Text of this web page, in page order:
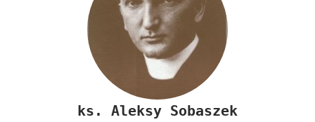
ks. Aleksy Sobaszek